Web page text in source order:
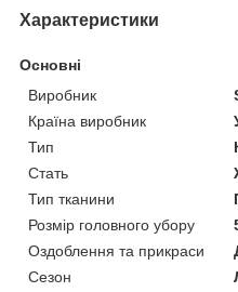
Характеристики
Основні
Виробник
Країна виробник
Тип
Стать
Тип тканини
Розмір головного убору
Оздоблення та прикраси
Сезон